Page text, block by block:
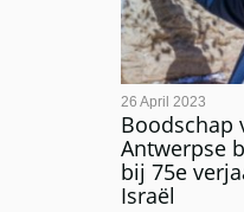
Boodschap
Antwerpse
bij 75e
Israël
26 April 2023